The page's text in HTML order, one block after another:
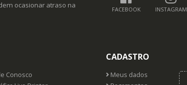
ocasionar atraso na
FACEBOOK INSTAGRAM
Conosco
CADASTRO
Meus dados